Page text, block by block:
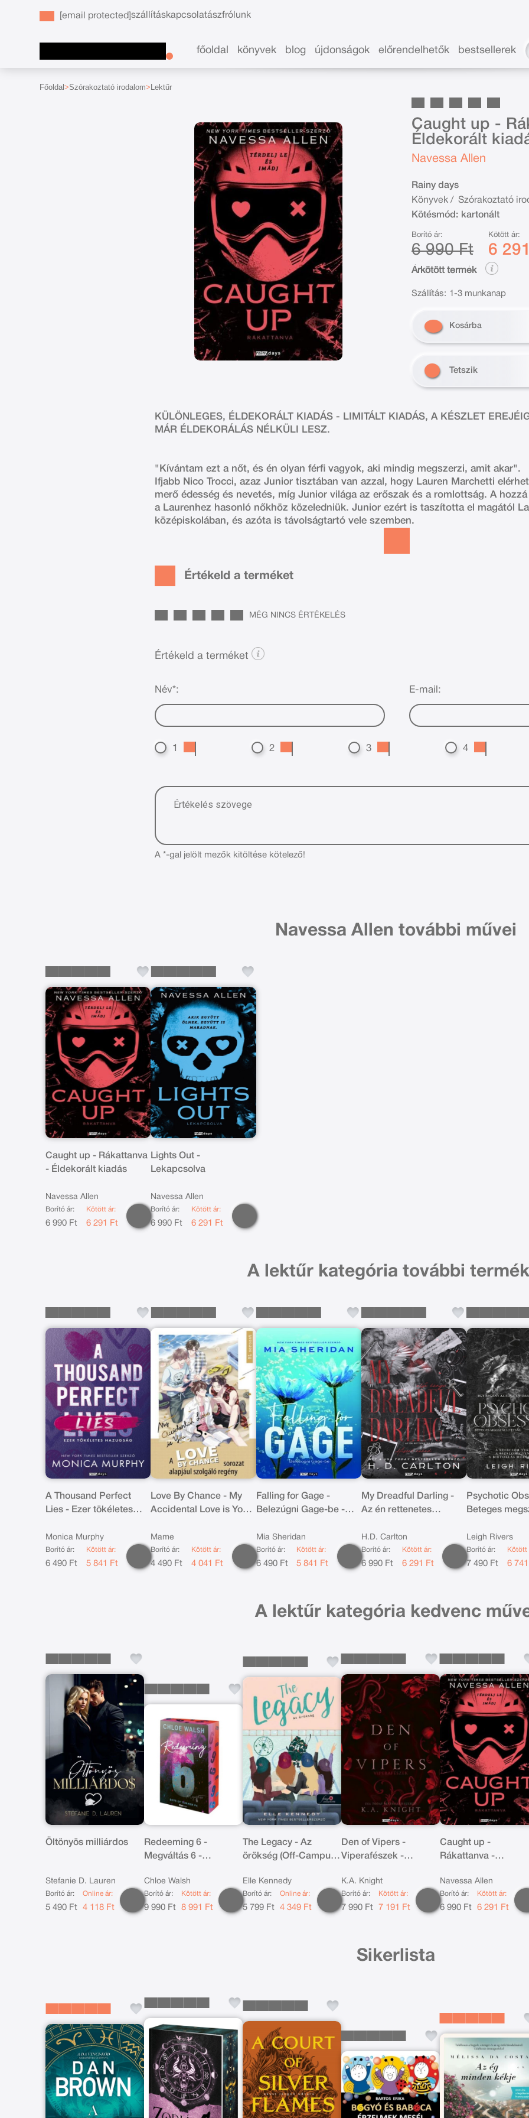
[email protected]szállításkapcsolatászfrólunk
főoldal könyvek blog újdonságok előrendelhetők bestsellerek
Főoldal Szórakoztató irodalom Lektűr
Caught up -
Éldekorált
Navessa Allen
Rainy days
Könyvek / Szórakoztató
Kötésmód: kartonált
Borító ár:
6 990 Ft
Kötött ár:
6
Árkötött termék
Szállítás: 1-3 munkanap
Kosárba
Tetszik
KÜLÖNLEGES, ÉLDEKORÁLT KIADÁS - LIMITÁLT KIADÁS, A KÉSZLET
MÁR ÉLDEKORÁLÁS NÉLKÜLI LESZ.
"Kívántam ezt a nőt, és én olyan férfi vagyok, aki mindig megszerzi, amit akar".
Ifjabb Nico Trocci, azaz Junior tisztában van azzal, hogy Lauren Marchetti
merő édesség és nevetés, míg Junior világa az erőszak és a romlottság. A
a Laurenhez hasonló nőkhöz közeledniük. Junior ezért is taszította el magától
középiskolában, és azóta is távolságtartó vele szemben.
Értékeld a terméket
MÉG NINCS ÉRTÉKELÉS
Értékeld a terméket
Név*: E-mail:
1 2 3 4
A *-gal jelölt mezők kitöltése kötelező!
Navessa Allen további művei
Caught up - Rákattanva
- Éldekorált kiadás
Navessa Allen
Borító ár:
6 990 Ft
Kötött ár:
6 291 Ft
Lights Out -
Lekapcsolva
Navessa Allen
Borító ár:
6 990 Ft
Kötött ár:
6 291 Ft
A lektűr kategória további
A Thousand Perfect
Lies - Ezer tökéletes
Monica Murphy
Borító ár:
6 490 Ft
Kötött ár:
5 841 Ft
Love By Chance - My
Accidental Love is You
Mame
Borító ár:
4 490 Ft
Kötött ár:
4 041 Ft
Falling for Gage -
Belezúgni Gage-be -
Mia Sheridan
Borító ár:
6 490 Ft
Kötött ár:
5 841 Ft
My Dreadful Darling -
Az én rettenetes
H.D. Carlton
Borító ár:
6 990 Ft
Kötött ár:
6 291 Ft
Psychotic
Beteges
Leigh Rivers
Borító ár:
7 490 Ft
Kötött
6
A lektűr kategória kedvenc
Öltönyös milliárdos
Stefanie D. Lauren
Borító ár:
5 490 Ft
Online ár:
4 118 Ft
Redeeming 6 -
Megváltás 6 -
Chloe Walsh
Borító ár:
9 990 Ft
Kötött ár:
8 991 Ft
The Legacy - Az
örökség (Off-Campus
Elle Kennedy
Borító ár:
5 799 Ft
Online ár:
4 349 Ft
Den of Vipers -
Viperafészek -
K.A. Knight
Borító ár:
7 990 Ft
Kötött ár:
7 191 Ft
Caught up -
Rákattanva -
Navessa Allen
Borító ár:
6 990 Ft
Kötött ár:
6 291 Ft
Sikerlista